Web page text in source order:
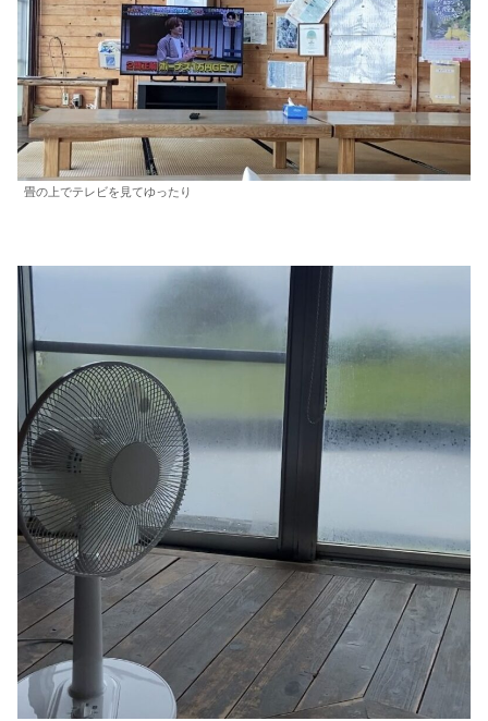
畳の上でテレビを見てゆったり